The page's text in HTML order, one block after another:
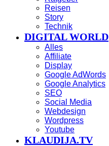
Reisen
Story
Technik
DIGITAL WORLD
Alles
Affiliate
Display
Google AdWords
Google Analytics
SEO
Social Media
Webdesign
Wordpress
Youtube
KLAUDIJA.TV